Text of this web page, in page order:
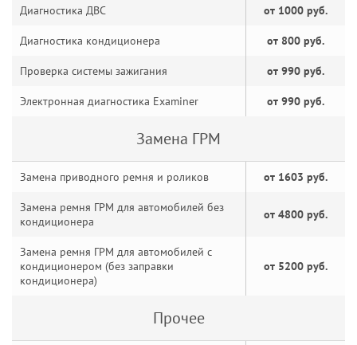
Диагностика ДВС от 1000 руб.
Диагностика кондиционера от 800 руб.
Проверка системы зажигания от 990 руб.
Электронная диагностика Examiner от 990 руб.
Замена ГРМ
Замена приводного ремня и роликов от 1603 руб.
Замена ремня ГРМ для автомобилей без
кондиционера
от 4800 руб.
Замена ремня ГРМ для автомобилей с
кондиционером (без заправки
кондиционера)
от 5200 руб.
Прочее